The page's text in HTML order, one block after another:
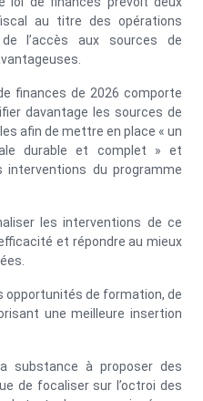
au titre des opérations
l’accès aux sources de
finances de 2026 comporte
davantage les sources de
afin de mettre en place « un
durable et complet » et
interventions du programme
les interventions de ce
et répondre au mieux
opportunités de formation, de
une meilleure insertion
substance à proposer des
de focaliser sur l’octroi des